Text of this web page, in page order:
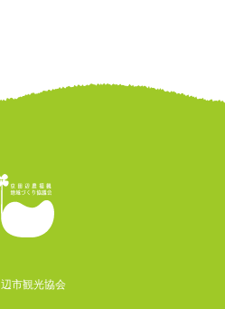
市観光協会